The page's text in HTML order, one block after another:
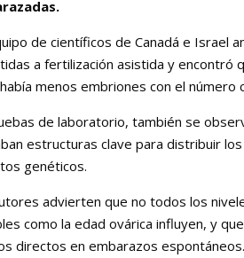
de científicos de Canadá e Israel
a fertilización asistida y encontró
menos embriones con el
de laboratorio, también se
estructuras clave para distribuir
genéticos.
advierten que no todos los
como la edad ovárica influyen, y
directos en embarazos